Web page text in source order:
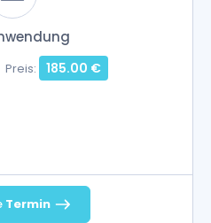
Preis: 185.00 €
Termin